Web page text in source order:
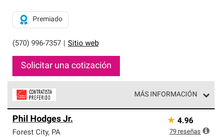
Solo ellos pueden ofrecer nuestra mejor garantía de
sistemas de techos.
(570) 996-7357 Sitio web
Premiado
Solicitar una cotización
MÁS INFORMACIÓN
parte de una red exclusiva de profesionales de techos
que cumplen con altos estándares y requisitos estrictos
Phil Hodges Jr.
Forest City, PA
★ 4.96
79 reseñas